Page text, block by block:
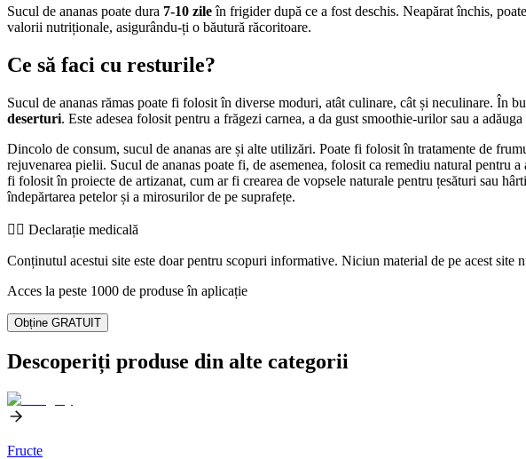
Sucul de ananas poate dura 7-10 zileîn frigider după ce a fost deschis. Neapărat închis,
valorii nutriționale, asigurându-ți o băutură răcoritoare.
Ce să faci cu resturile?
Sucul de ananas rămas poate fi folosit în diverse moduri, atât culinare, cât și neculinare. În
deserturi. Este adesea folosit pentru a frăgezi carnea, a da gust smoothie-urilor sau a
Dincolo de consum, sucul de ananas are și alte utilizări. Poate fi folosit în tratamente de
rejuvenarea pielii. Sucul de ananas poate fi, de asemenea, folosit ca remediu natural
fi folosit în proiecte de artizanat, cum ar fi crearea de vopsele naturale pentru țesături sau
îndepărtarea petelor și a mirosurilor de pe suprafețe.
👨‍⚕️️ Declarație medicală
Conținutul acestui site este doar pentru scopuri informative. Niciun material de pe acest
Acces la peste 1000 de produse în aplicație
Obține GRATUIT
Descoperiți produse din alte categorii
Fructe